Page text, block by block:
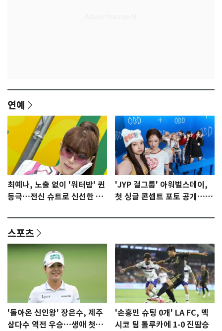
연예
최예나, 노출 없이 '워터밤' 퀸
등극…전신 슈트로 신선한 충
'JYP 걸그룹' 아워벌스데이,
첫 싱글 콘셉트 포토 공개…청
스포츠
'돌아온 신인왕' 장은수, 제주
삼다수 역전 우승…생애 첫승
'손흥민 슈팅 0개' LA FC, 멕
시코 팀 톨루카에 1-0 진땀승